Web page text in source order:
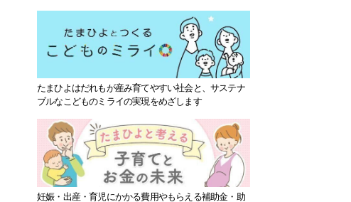
たまひよはだれもが産み育てやすい社会と、サステナ
ブルなこどものミライの実現をめざします
妊娠・出産・育児にかかる費用やもらえる補助金・助